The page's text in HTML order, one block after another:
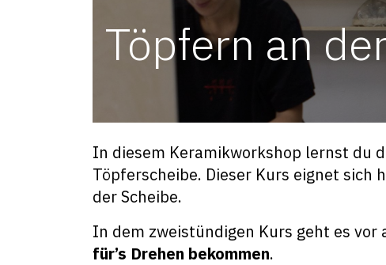
Töpfern an
In diesem Keramikworkshop lernst du
Töpferscheibe. Dieser Kurs eignet sich
der Scheibe.
In dem zweistündigen Kurs geht es vor
für’s Drehen bekommen.